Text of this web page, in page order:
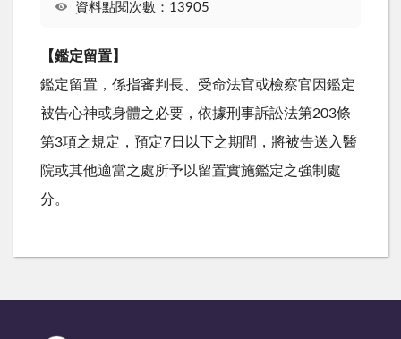
資料點閱次數：13905
【鑑定留置】
鑑定留置，係指審判長、受命法官或檢察官因鑑定
被告心神或身體之必要，依據刑事訴訟法第203條
第3項之規定，預定7日以下之期間，將被告送入醫
院或其他適當之處所予以留置實施鑑定之強制處
分。